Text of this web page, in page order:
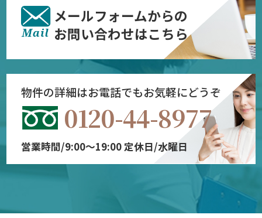
メールフォームからの
お問い合わせはこちら
物件の詳細はお電話でもお気軽にどうぞ
0120-44-8977
営業時間/9:00～19:00 定休日/水曜日